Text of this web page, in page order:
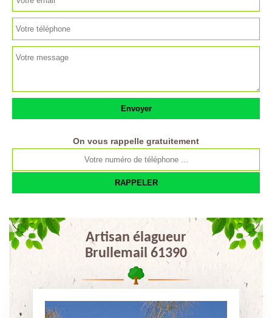
On vous rappelle gratuitement
Artisan élagueur
Brullemail 61390